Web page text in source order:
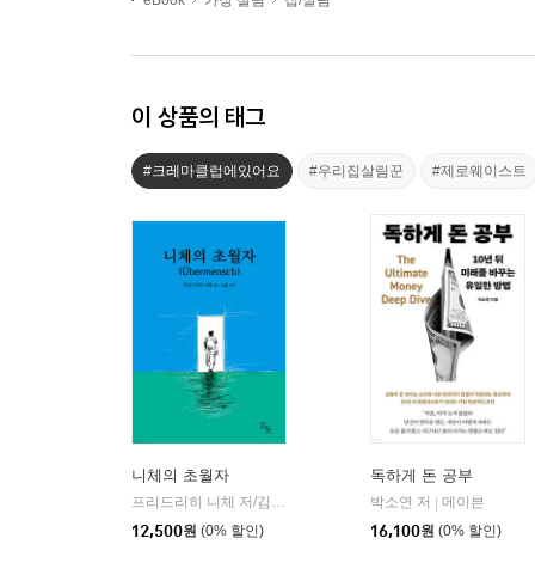
이 상품의 태그
#크레마클럽에있어요 #우리집살림꾼 #제로웨이스트
니체의 초월자
12,500원 (0% 할인)
독하게 돈 공부
박소연 저 | 메이븐
16,100원 (0% 할인)